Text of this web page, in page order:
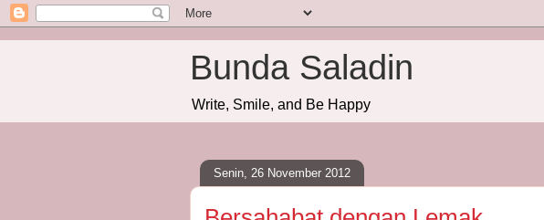
Bunda Saladin
Write, Smile, and Be Happy
Senin, 26 November 2012